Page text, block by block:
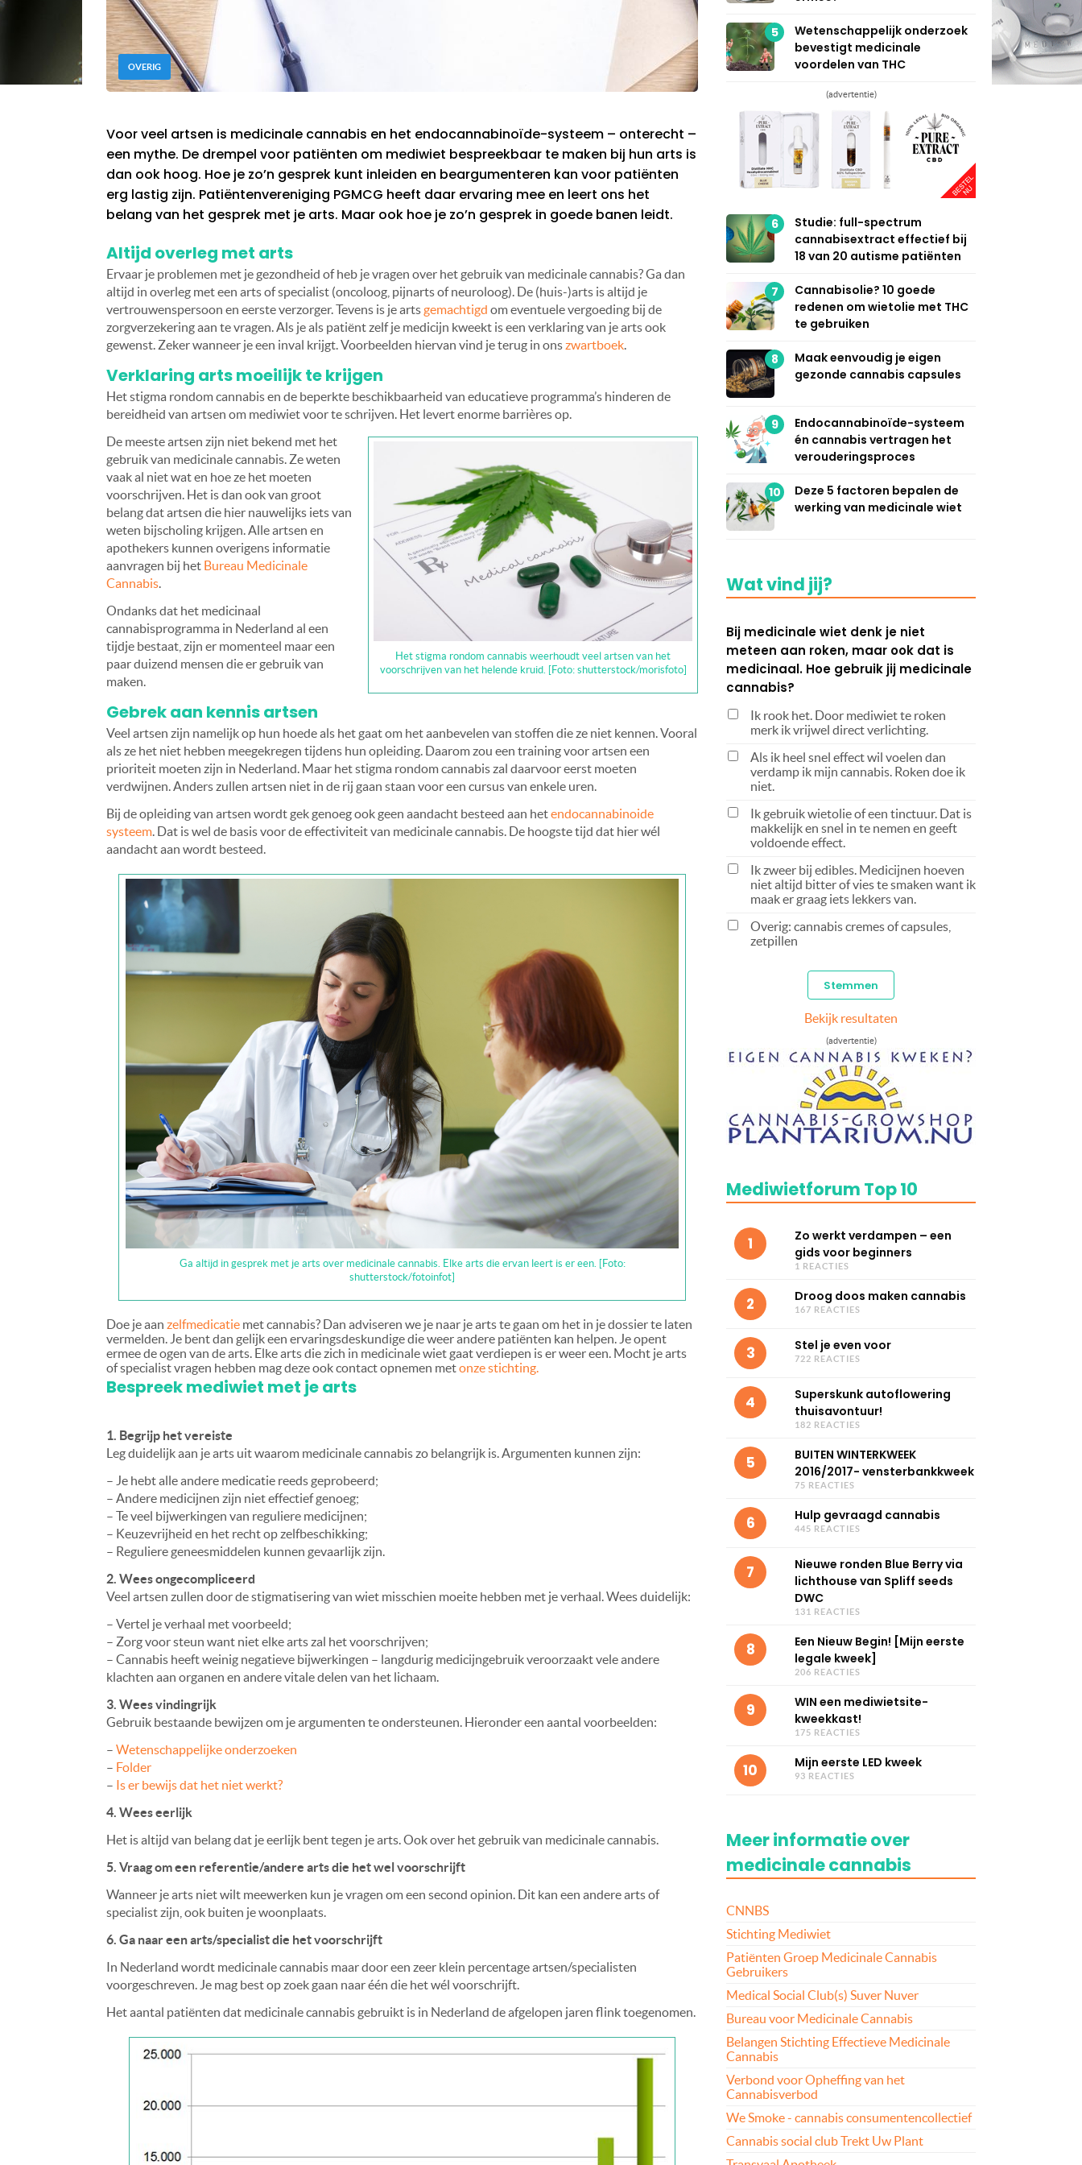
OVERIG
Voor veel artsen is medicinale cannabis en het endocannabinoïde-systeem – onterecht –
een mythe. De drempel voor patiënten om mediwiet bespreekbaar te maken bij hun arts is
dan ook hoog. Hoe je zo’n gesprek kunt inleiden en beargumenteren kan voor patiënten
erg lastig zijn. Patiëntenvereniging PGMCG heeft daar ervaring mee en leert ons het
belang van het gesprek met je arts. Maar ook hoe je zo’n gesprek in goede banen leidt.
Altijd overleg met arts
Ervaar je problemen met je gezondheid of heb je vragen over het gebruik van medicinale cannabis? Ga dan
altijd in overleg met een arts of specialist (oncoloog, pijnarts of neuroloog). De (huis-)arts is altijd je
vertrouwenspersoon en eerste verzorger. Tevens is je artsgemachtigd om eventuele vergoeding bij de
zorgverzekering aan te vragen. Als je als patiënt zelf je medicijn kweekt is een verklaring van je arts ook
gewenst. Zeker wanneer je een inval krijgt. Voorbeelden hiervan vind je terug in onszwartboek.
Verklaring arts moeilijk te krijgen
Het stigma rondom cannabis en de beperkte beschikbaarheid van educatieve programma’s hinderen de
bereidheid van artsen om mediwiet voor te schrijven. Het levert enorme barrières op.
Het stigma rondom cannabis weerhoudt veel artsen van het
voorschrijven van het helende kruid. [Foto: shutterstock/morisfoto]
De meeste artsen zijn niet bekend met het
gebruik van medicinale cannabis. Ze weten
vaak al niet wat en hoe ze het moeten
voorschrijven. Het is dan ook van groot
belang dat artsen die hier nauwelijks iets van
weten bijscholing krijgen. Alle artsen en
apothekers kunnen overigens informatie
aanvragen bij het Bureau Medicinale
Cannabis.
Ondanks dat het medicinaal
cannabisprogramma in Nederland al een
tijdje bestaat, zijn er momenteel maar een
paar duizend mensen die er gebruik van
maken.
Gebrek aan kennis artsen
Veel artsen zijn namelijk op hun hoede als het gaat om het aanbevelen van stoffen die ze niet kennen. Vooral
als ze het niet hebben meegekregen tijdens hun opleiding. Daarom zou een training voor artsen een
prioriteit moeten zijn in Nederland. Maar het stigma rondom cannabis zal daarvoor eerst moeten
verdwijnen. Anders zullen artsen niet in de rij gaan staan voor een cursus van enkele uren.
Bij de opleiding van artsen wordt gek genoeg ook geen aandacht besteed aan hetendocannabinoide
systeem. Dat is wel de basis voor de effectiviteit van medicinale cannabis. De hoogste tijd dat hier wél
aandacht aan wordt besteed.
Ga altijd in gesprek met je arts over medicinale cannabis. Elke arts die ervan leert is er een. [Foto:
shutterstock/fotoinfot]
Doe je aan zelfmedicatie met cannabis? Dan adviseren we je naar je arts te gaan om het in je dossier te laten
vermelden. Je bent dan gelijk een ervaringsdeskundige die weer andere patiënten kan helpen. Je opent
ermee de ogen van de arts. Elke arts die zich in medicinale wiet gaat verdiepen is er weer een. Mocht je arts
of specialist vragen hebben mag deze ook contact opnemen metonze stichting.
Bespreek mediwiet met je arts
1. Begrijp het vereiste
Leg duidelijk aan je arts uit waarom medicinale cannabis zo belangrijk is. Argumenten kunnen zijn:
– Je hebt alle andere medicatie reeds geprobeerd;
– Andere medicijnen zijn niet effectief genoeg;
– Te veel bijwerkingen van reguliere medicijnen;
– Keuzevrijheid en het recht op zelfbeschikking;
– Reguliere geneesmiddelen kunnen gevaarlijk zijn.
2. Wees ongecompliceerd
Veel artsen zullen door de stigmatisering van wiet misschien moeite hebben met je verhaal. Wees duidelijk:
– Vertel je verhaal met voorbeeld;
– Zorg voor steun want niet elke arts zal het voorschrijven;
– Cannabis heeft weinig negatieve bijwerkingen – langdurig medicijngebruik veroorzaakt vele andere
klachten aan organen en andere vitale delen van het lichaam.
3. Wees vindingrijk
Gebruik bestaande bewijzen om je argumenten te ondersteunen. Hieronder een aantal voorbeelden:
– Wetenschappelijke onderzoeken
– Folder
– Is er bewijs dat het niet werkt?
4. Wees eerlijk
Het is altijd van belang dat je eerlijk bent tegen je arts. Ook over het gebruik van medicinale cannabis.
5. Vraag om een referentie/andere arts die het wel voorschrijft
Wanneer je arts niet wilt meewerken kun je vragen om een second opinion. Dit kan een andere arts of
specialist zijn, ook buiten je woonplaats.
6. Ga naar een arts/specialist die het voorschrijft
In Nederland wordt medicinale cannabis maar door een zeer klein percentage artsen/specialisten
voorgeschreven. Je mag best op zoek gaan naar één die het wél voorschrijft.
Het aantal patiënten dat medicinale cannabis gebruikt is in Nederland de afgelopen jaren flink toegenomen.
5
Wetenschappelijk onderzoek
bevestigt medicinale
voordelen van THC
(advertentie)
6
Studie: full-spectrum
cannabisextract effectief bij
18 van 20 autisme patiënten
7
Cannabisolie? 10 goede
redenen om wietolie met THC
te gebruiken
8
Maak eenvoudig je eigen
gezonde cannabis capsules
9
Endocannabinoïde-systeem
én cannabis vertragen het
verouderingsproces
10
Deze 5 factoren bepalen de
werking van medicinale wiet
Wat vind jij?
Bij medicinale wiet denk je niet
meteen aan roken, maar ook dat is
medicinaal. Hoe gebruik jij medicinale
cannabis?
Ik rook het. Door mediwiet te roken
merk ik vrijwel direct verlichting.
Als ik heel snel effect wil voelen dan
verdamp ik mijn cannabis. Roken doe ik
niet.
Ik gebruik wietolie of een tinctuur. Dat is
makkelijk en snel in te nemen en geeft
voldoende effect.
Ik zweer bij edibles. Medicijnen hoeven
niet altijd bitter of vies te smaken want ik
maak er graag iets lekkers van.
Overig: cannabis cremes of capsules,
zetpillen
Bekijk resultaten
(advertentie)
Mediwietforum Top 10
1
Zo werkt verdampen – een
gids voor beginners
1 REACTIES
2 Droog doos maken cannabis
167 REACTIES
3 Stel je even voor
722 REACTIES
4
Superskunk autoflowering
thuisavontuur!
182 REACTIES
5
BUITEN WINTERKWEEK
2016/2017- vensterbankkweek
75 REACTIES
6 Hulp gevraagd cannabis
445 REACTIES
7
Nieuwe ronden Blue Berry via
lichthouse van Spliff seeds
DWC
131 REACTIES
8
Een Nieuw Begin! [Mijn eerste
legale kweek]
206 REACTIES
9
WIN een mediwietsite-
kweekkast!
175 REACTIES
10 Mijn eerste LED kweek
93 REACTIES
Meer informatie over
medicinale cannabis
CNNBS
Stichting Mediwiet
Patiënten Groep Medicinale Cannabis
Gebruikers
Medical Social Club(s) Suver Nuver
Bureau voor Medicinale Cannabis
Belangen Stichting Effectieve Medicinale
Cannabis
Verbond voor Opheffing van het
Cannabisverbod
We Smoke - cannabis consumentencollectief
Cannabis social club Trekt Uw Plant